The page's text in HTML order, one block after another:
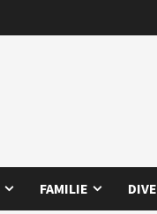
FAMILIE